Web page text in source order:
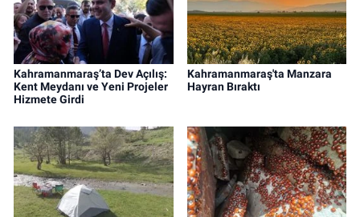
Kahramanmaraş’ta Dev Açılış:
Kent Meydanı ve Yeni Projeler
Hizmete Girdi
Kahramanmaraş'ta Manzara
Hayran Bıraktı